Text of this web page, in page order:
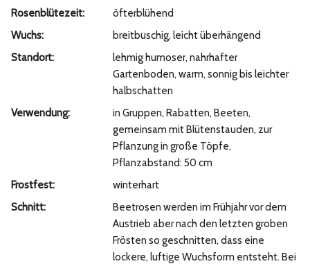
Rosenblütezeit:
öfterblühend
Wuchs:
breitbuschig, leicht überhängend
Standort:
lehmig humoser, nahrhafter
Gartenboden, warm, sonnig bis leichter
halbschatten
Verwendung:
in Gruppen, Rabatten, Beeten,
gemeinsam mit Blütenstauden, zur
Pflanzung in große Töpfe,
Pflanzabstand: 50 cm
Frostfest:
winterhart
Schnitt:
Beetrosen werden im Frühjahr vor dem
Austrieb aber nach den letzten groben
Frösten so geschnitten, dass eine
lockere, luftige Wuchsform entsteht. Bei